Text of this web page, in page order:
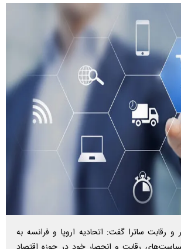
و رقابت ساترا گفت: اتحادیه اروپا و فرانسه به